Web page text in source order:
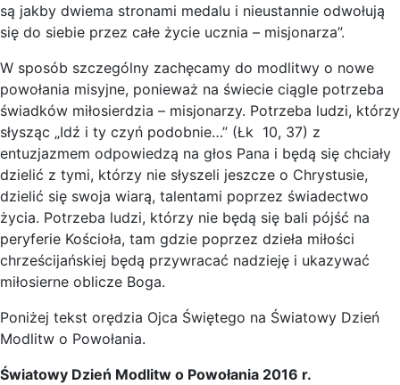
są jakby dwiema stronami medalu i nieustannie odwołują
się do siebie przez całe życie ucznia – misjonarza”.
W sposób szczególny zachęcamy do modlitwy o nowe
powołania misyjne, ponieważ na świecie ciągle potrzeba
świadków miłosierdzia – misjonarzy. Potrzeba ludzi, którzy
słysząc „Idź i ty czyń podobnie…” (Łk 10, 37) z
entuzjazmem odpowiedzą na głos Pana i będą się chciały
dzielić z tymi, którzy nie słyszeli jeszcze o Chrystusie,
dzielić się swoja wiarą, talentami poprzez świadectwo
życia. Potrzeba ludzi, którzy nie będą się bali pójść na
peryferie Kościoła, tam gdzie poprzez dzieła miłości
chrześcijańskiej będą przywracać nadzieję i ukazywać
miłosierne oblicze Boga.
Poniżej tekst orędzia Ojca Świętego na Światowy Dzień
Modlitw o Powołania.
Światowy Dzień Modlitw o Powołania 2016 r.